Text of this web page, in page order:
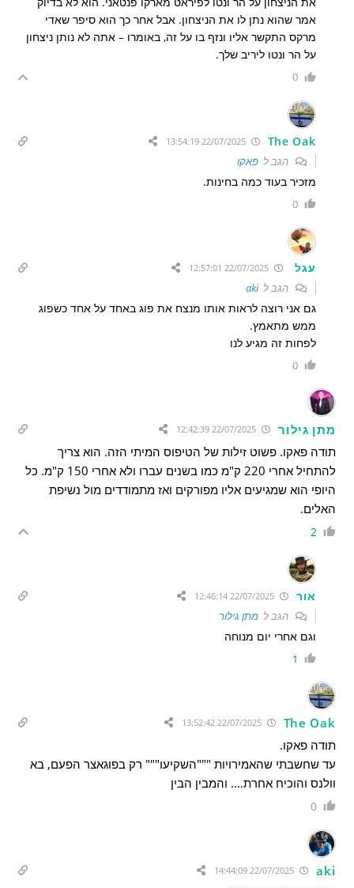
אמר שהוא נתן לו את הניצחון. אבל אחר כך הוא סיפר שאדי
מרקס התקשר אליו ונזף בו על זה, באומרו – אתה לא נותן ניצחון
על הר ונטו ליריב שלך.
0
The Oak
22/07/2025 13:54:19
הגב לפאקו
מזכיר בעוד כמה בחינות.
0
עגל
הגב לaki
גם אני רוצה לראות אותו מנצח את פוג באחד על אחד כשפוג
ממש מתאמץ.
לפחות זה מגיע לנו
0
מתן גילור
תודה פאקו. פשוט זילות של הטיפוס המיתי הזה. הוא צריך
להתחיל אחרי 220 ק"מ כמו בשנים עברו ולא אחרי 150 ק"מ. כל
היופי הוא שמגיעים אליו מפורקים ואז מתמודדים מול נשיפת
האלים.
2
אור
הגב למתן גילור
וגם אחרי יום מנוחה
1
The Oak
22/07/2025 13:52:42
תודה פאקו.
עד שחשבתי שהאמירויות """השקיעו""" רק בפוגאצר הפעם, בא
וולנס והוכיח אחרת…. והמבין הבין
0
aki